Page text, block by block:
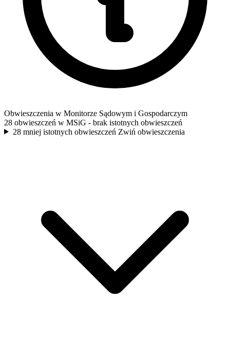
Obwieszczenia w Monitorze Sądowym i Gospodarczym
28 obwieszczeń w MSiG - brak istotnych obwieszczeń
28 mniej istotnych obwieszczeń Zwiń obwieszczenia